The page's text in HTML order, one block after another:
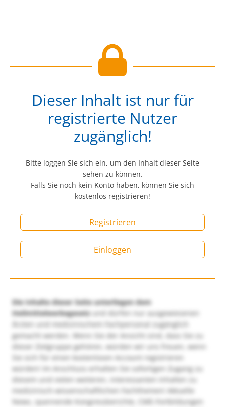
Dieser Inhalt ist nur für
registrierte Nutzer
zugänglich!
Bitte loggen Sie sich ein, um den Inhalt dieser Seite
sehen zu können.
Falls Sie noch kein Konto haben, können Sie sich
kostenlos registrieren!
Registrieren
Einloggen
Die Inhalte dieser Seite unterliegen dem
Heilmittelwerbegesetzund dürfen nur ausgewiesenen
Ärzten und medizinischem Fachpersonal zugänglich
gemacht werden. Wenn Sie der Ansicht sind, dass Sie zu
dieser Zielgruppe gehören, würden wir uns freuen, wenn
Sie sich für einen kostenlosen Account registrieren
würden! Im Anschluss erhalten Sie sofortigen Zugang zu
diesem und vielen weiteren, interessanten Inhalten zu
medizinisch-wissenschaftlichen Fachthemen! Aktuelle
News, spannende Kongressberichte, CME-Fortbildungen